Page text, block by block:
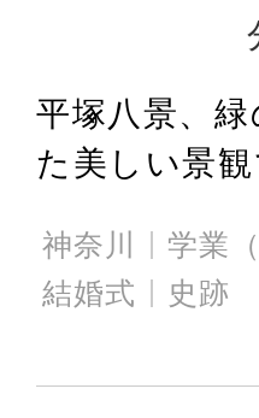
平塚八景、
た美しい景
神奈川 学業
結婚式
史跡